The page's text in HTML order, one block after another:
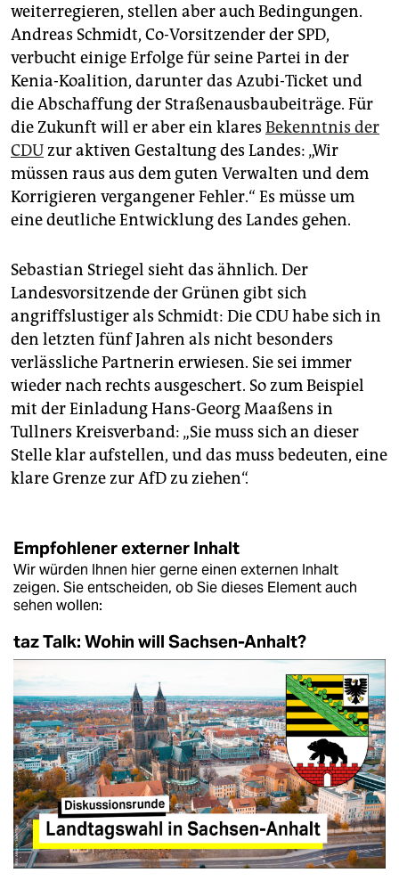
weiterregieren, stellen aber auch Bedingungen.
Andreas Schmidt, Co-Vorsitzender der SPD,
verbucht einige Erfolge für seine Partei in der
Kenia-Koalition, darunter das Azubi-Ticket und
die Abschaffung der Straßenausbaubeiträge. Für
die Zukunft will er aber ein klares Bekenntnis der
CDUzur aktiven Gestaltung des Landes: „Wir
müssen raus aus dem guten Verwalten und dem
Korrigieren vergangener Fehler.“ Es müsse um
eine deutliche Entwicklung des Landes gehen.
Sebastian Striegel sieht das ähnlich. Der
Landesvorsitzende der Grünen gibt sich
angriffslustiger als Schmidt: Die CDU habe sich in
den letzten fünf Jahren als nicht besonders
verlässliche Partnerin erwiesen. Sie sei immer
wieder nach rechts ausgeschert. So zum Beispiel
mit der Einladung Hans-Georg Maaßens in
Tullners Kreisverband: „Sie muss sich an dieser
Stelle klar aufstellen, und das muss bedeuten, eine
klare Grenze zur AfD zu ziehen“.
Empfohlener externer Inhalt
Wir würden Ihnen hier gerne einen externen Inhalt
zeigen. Sie entscheiden, ob Sie dieses Element auch
sehen wollen:
taz Talk: Wohin will Sachsen-Anhalt?